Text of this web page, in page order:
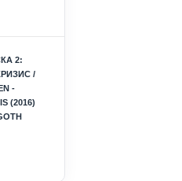
2:
/
-
(2016)